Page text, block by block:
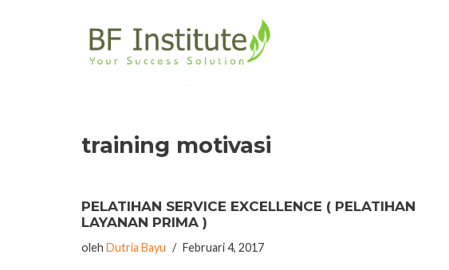
training motivasi
PELATIHAN SERVICE EXCELLENCE ( PELATIHAN
LAYANAN PRIMA )
oleh Dutria Bayu Februari 4, 2017